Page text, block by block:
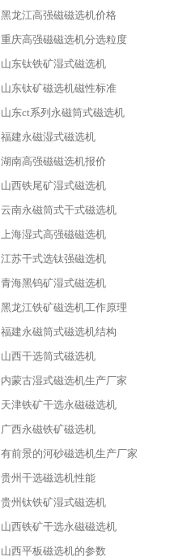
黑龙江高强磁磁选机价格
重庆高强磁磁选机分选粒度
山东钛铁矿湿式磁选机
山东钛矿磁选机磁性标准
山东ct系列永磁筒式磁选机
福建永磁湿式磁选机
湖南高强磁磁选机报价
山西铁尾矿湿式磁选机
云南永磁筒式干式磁选机
上海湿式高强磁磁选机
江苏干式选钛强磁选机
青海黑钨矿湿式磁选机
黑龙江铁矿磁选机工作原理
福建永磁筒式磁选机结构
山西干选筒式磁选机
内蒙古湿式磁选机生产厂家
天津铁矿干选永磁磁选机
广西永磁铁矿磁选机
有前景的河砂磁选机生产厂家
贵州干选磁选机性能
贵州钛铁矿湿式磁选机
山西铁矿干选永磁磁选机
山西平板磁选机的参数